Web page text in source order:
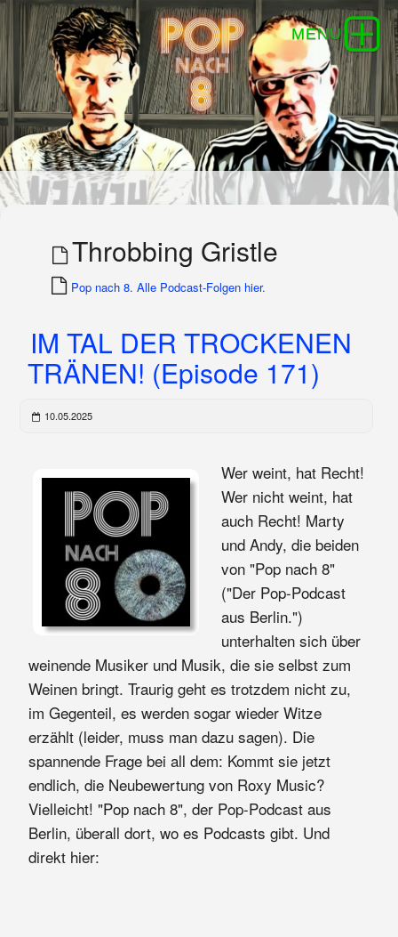
Throbbing Gristle
Pop nach 8. Alle Podcast-Folgen hier.
IM TAL DER TROCKENEN
TRÄNEN! (Episode 171)
10.05.2025
Wer weint, hat Recht!
Wer nicht weint, hat
auch Recht! Marty
und Andy, die beiden
von "Pop nach 8"
("Der Pop-Podcast
aus Berlin.")
unterhalten sich über
weinende Musiker und Musik, die sie selbst zum
Weinen bringt. Traurig geht es trotzdem nicht zu,
im Gegenteil, es werden sogar wieder Witze
erzählt (leider, muss man dazu sagen). Die
spannende Frage bei all dem: Kommt sie jetzt
endlich, die Neubewertung von Roxy Music?
Vielleicht! "Pop nach 8", der Pop-Podcast aus
Berlin, überall dort, wo es Podcasts gibt. Und
direkt hier: